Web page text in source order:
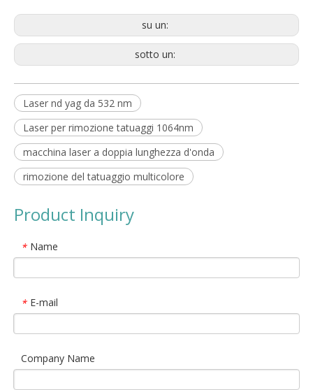
su un:
sotto un:
Laser nd yag da 532 nm
Laser per rimozione tatuaggi 1064nm
macchina laser a doppia lunghezza d'onda
rimozione del tatuaggio multicolore
Product Inquiry
* Name
* E-mail
Company Name